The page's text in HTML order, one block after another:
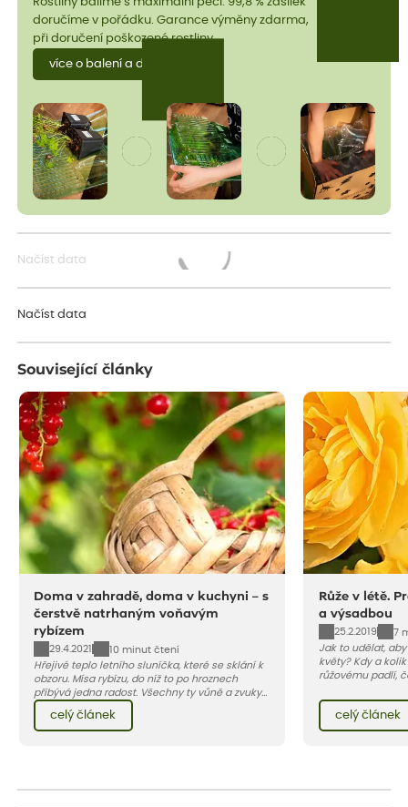
doručíme v pořádku. Garance výměny zdarma,
při doručení poškozené rostliny.
více o balení a dopravě
Načíst data
Načíst data
Související články
Doma v zahradě, doma v kuchyni – s
čerstvě natrhaným voňavým
rybízem
29.4.2021
10 minut čtení
Hřejivé teplo letního sluníčka, které se sklání k
obzoru. Mísa rybízu, do níž to po hroznech
přibývá jedna radost. Všechny ty vůně a zvuky
červencové zahrady. Sklizeň rybízu do kuchyně
vnese neuvěřitelný klid a radost. A taky trochu
bezstarostnosti dětství při mlsání babiččina
celý článek
Růže v létě.
a výsadbou
25.2.2019
7
Jak to udělat,
květy? Kdy a
růžovému padlí,
najdete v našem
celý článek